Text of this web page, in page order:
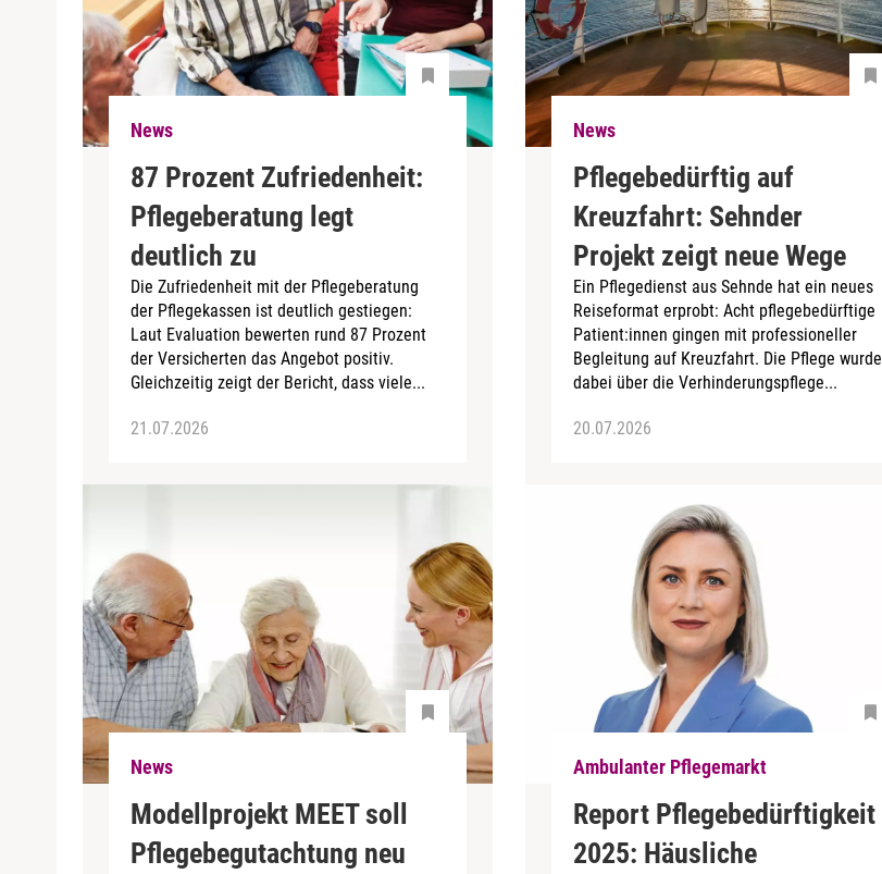
News
87 Prozent Zufriedenheit:
Pflegeberatung legt
deutlich zu
Die Zufriedenheit mit der Pflegeberatung
der Pflegekassen ist deutlich gestiegen:
Laut Evaluation bewerten rund 87 Prozent
der Versicherten das Angebot positiv.
Gleichzeitig zeigt der Bericht, dass viele...
21.07.2026
News
Pflegebedürftig auf
Kreuzfahrt: Sehnder
Projekt zeigt neue Wege
Ein Pflegedienst aus Sehnde hat ein neues
Reiseformat erprobt: Acht pflegebedürftige
Patient:innen gingen mit professioneller
Begleitung auf Kreuzfahrt. Die Pflege wurde
dabei über die Verhinderungspflege...
20.07.2026
News
Modellprojekt MEET soll
Pflegebegutachtung neu
Ambulanter Pflegemarkt
Report Pflegebedürftigkeit
2025: Häusliche